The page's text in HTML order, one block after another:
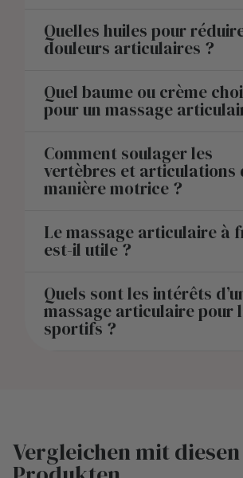
Quelles huiles pour
douleurs articulaires ?
Quel baume ou crème
pour un massage
Comment soulager les
vertèbres et articulations
manière motrice ?
Le massage articulaire à
est-il utile ?
Quels sont les intérêts
massage articulaire pour
sportifs ?
Vergleichen mit diesen